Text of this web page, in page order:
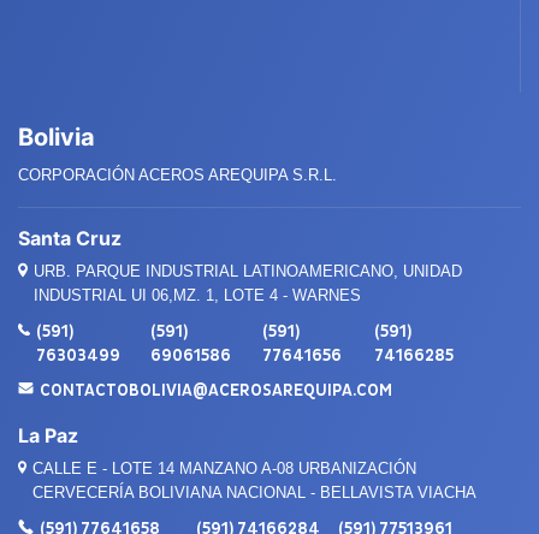
Bolivia
CORPORACIÓN ACEROS AREQUIPA S.R.L.
Santa Cruz
URB. PARQUE INDUSTRIAL LATINOAMERICANO, UNIDAD
INDUSTRIAL UI 06,MZ. 1, LOTE 4 - WARNES
(591)
76303499
(591)
69061586
(591)
77641656
(591)
74166285
CONTACTOBOLIVIA@ACEROSAREQUIPA.COM
La Paz
CALLE E - LOTE 14 MANZANO A-08 URBANIZACIÓN
CERVECERÍA BOLIVIANA NACIONAL - BELLAVISTA VIACHA
(591) 77641658 (591) 74166284 (591) 77513961